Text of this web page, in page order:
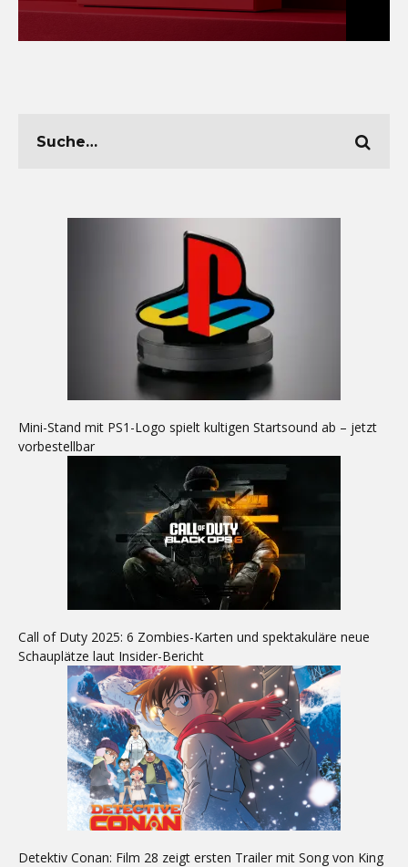
Mini-Stand mit PS1-Logo spielt kultigen Startsound ab – jetzt
vorbestellbar
Call of Duty 2025: 6 Zombies-Karten und spektakuläre neue
Schauplätze laut Insider-Bericht
Detektiv Conan: Film 28 zeigt ersten Trailer mit Song von King